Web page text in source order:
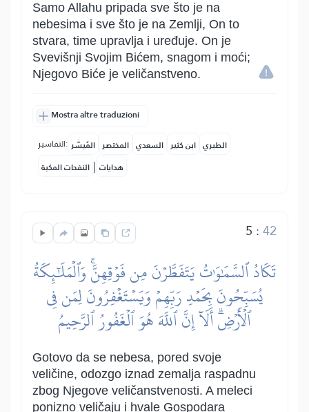
Samo Allahu pripada sve što je na
nebesima i sve što je na Zemlji, On to
stvara, time upravlja i uređuje. On je
Svevišnji Svojim Bićem, snagom i moći;
Njegovo Biće je veličanstveno.
Mostra altre traduzioni
التفاسير: المُيسَّر المختصر السعدي ابن كثير الطبري
النفحات المكية | هدايات
5 :42
تَكَادُ ٱلسَّمَٰوَٰتُ يَتَفَطَّرۡنَ مِن فَوۡقِهِنَّۚ وَٱلۡمَلَٰٓئِكَةُ
يُسَبِّحُونَ بِحَمۡدِ رَبِّهِمۡ وَيَسۡتَغۡفِرُونَ لِمَن فِي
ٱلۡأَرۡضِۗ أَلَآ إِنَّ ٱللَّهَ هُوَ ٱلۡغَفُورُ ٱلرَّحِيمُ
Gotovo da se nebesa, pored svoje
veličine, odozgo iznad zemalja raspadnu
zbog Njegove veličanstvenosti. A meleci
ponizno veličaju i hvale Gospodara